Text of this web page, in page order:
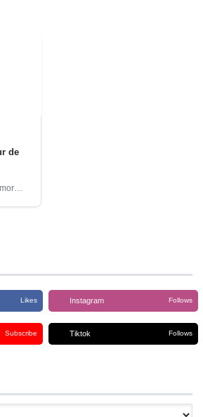
de
Likes Instagram Follows
Subscribe Tiktok Follows